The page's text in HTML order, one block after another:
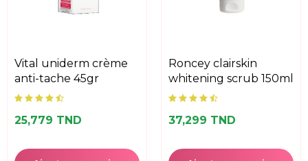
vital uniderm crème
anti-tache 45gr
25,779 TND
roncey clairskin
whitening scrub 150ml
37,299 TND